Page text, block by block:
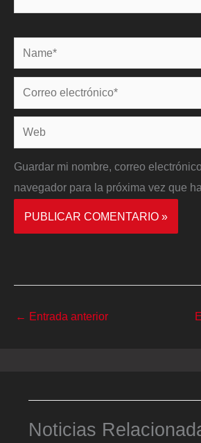
Name*
Correo
electrónico*
Web
Guardar mi nombre, correo
navegador para la próxima vez que
← Entrada anterior
Noticias